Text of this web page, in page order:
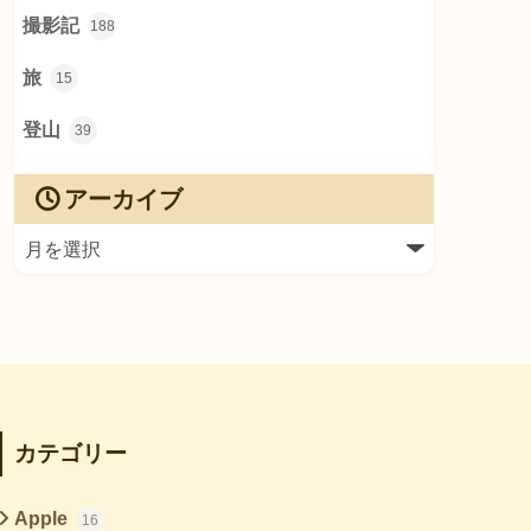
撮影記 188
旅 15
登山 39
アーカイブ
カテゴリー
Apple 16